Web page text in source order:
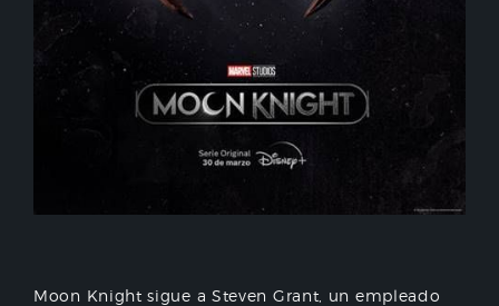
Moon Knight sigue a Steven Grant, un empleado